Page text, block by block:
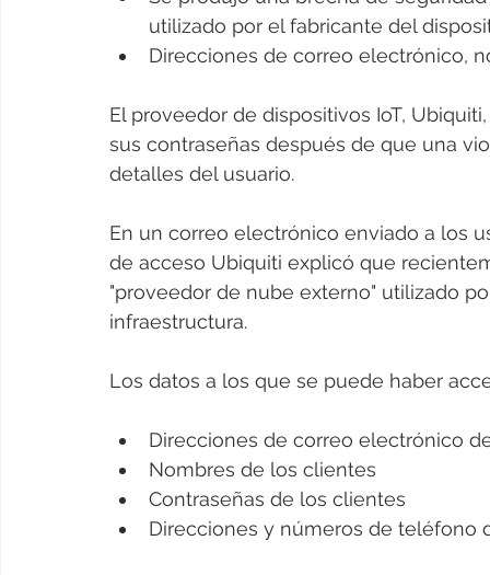
utilizado por el fabricante del
Direcciones de correo electrónico,
El proveedor de dispositivos IoT,
sus contraseñas después de que una
detalles del usuario.
En un correo electrónico enviado a los
de acceso Ubiquiti explicó que
"proveedor de nube externo" utilizado
infraestructura.
Los datos a los que se puede haber
Direcciones de correo electrónico
Nombres de los clientes
Contraseñas de los clientes
Direcciones y números de teléfono